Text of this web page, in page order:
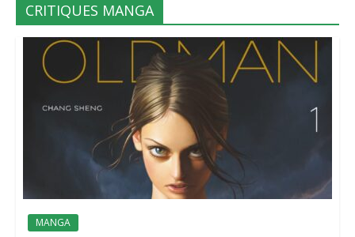
CRITIQUES MANGA
MANGA